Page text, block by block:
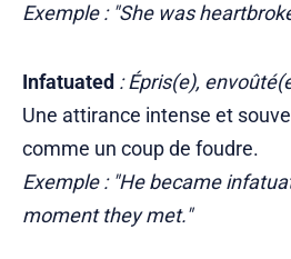
Exemple : "She was
Infatuated : Épris(e),
Une attirance intense et
comme un coup de foudre.
Exemple : "He became
moment they met."